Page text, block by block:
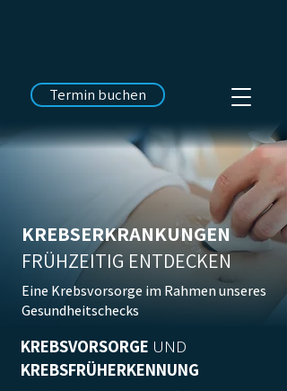
Termin buchen
KREBSERKRANKUNGEN
FRÜHZEITIG ENTDECKEN
Eine Krebsvorsorge im Rahmen unseres
Gesundheitschecks
KREBSVORSORGE UND
KREBSFRÜHERKENNUNG